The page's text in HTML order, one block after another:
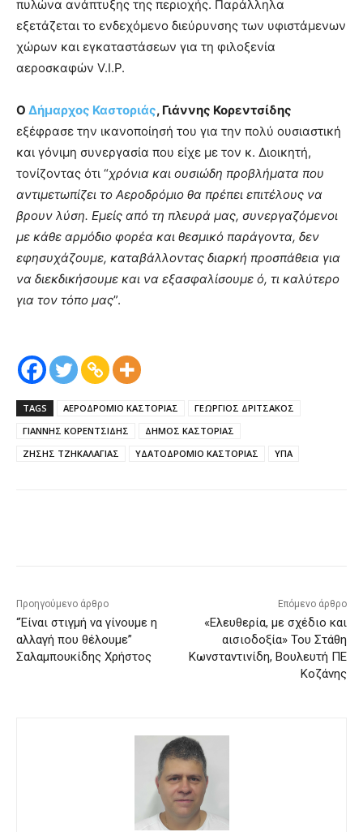
πυλώνα ανάπτυξης της περιοχής. Παράλληλα
εξετάζεται το ενδεχόμενο διεύρυνσης των υφιστάμενων
χώρων και εγκαταστάσεων για τη φιλοξενία
αεροσκαφών V.I.P.
Ο Δήμαρχος Καστοριάς, Γιάννης Κορεντσίδης
εξέφρασε την ικανοποίησή του για την πολύ ουσιαστική
και γόνιμη συνεργασία που είχε με τον κ. Διοικητή,
τονίζοντας ότι “χρόνια και ουσιώδη προβλήματα που
αντιμετωπίζει το Αεροδρόμιο θα πρέπει επιτέλους να
βρουν λύση. Εμείς από τη πλευρά μας, συνεργαζόμενοι
με κάθε αρμόδιο φορέα και θεσμικό παράγοντα, δεν
εφησυχάζουμε, καταβάλλοντας διαρκή προσπάθεια για
να διεκδικήσουμε και να εξασφαλίσουμε ό, τι καλύτερο
για τον τόπο μας”.
TAGS ΑΕΡΟΔΡΟΜΙΟ ΚΑΣΤΟΡΙΑΣ
ΓΕΩΡΓΙΟΣ ΔΡΙΤΣΑΚΟΣ
ΓΙΑΝΝΗΣ ΚΟΡΕΝΤΣΙΔΗΣ
ΔΗΜΟΣ ΚΑΣΤΟΡΙΑΣ
ΖΗΣΗΣ ΤΖΗΚΑΛΑΓΙΑΣ
ΥΔΑΤΟΔΡΟΜΙΟ ΚΑΣΤΟΡΙΑΣ ΥΠΑ
Προηγούμενο άρθρο
“Έίναι στιγμή να γίνουμε η
αλλαγή που θέλουμε”
Σαλαμπουκίδης Χρήστος
Επόμενο άρθρο
«Ελευθερία, με σχέδιο και
αισιοδοξία» Του Στάθη
Κωνσταντινίδη, Βουλευτή ΠΕ
Κοζάνης